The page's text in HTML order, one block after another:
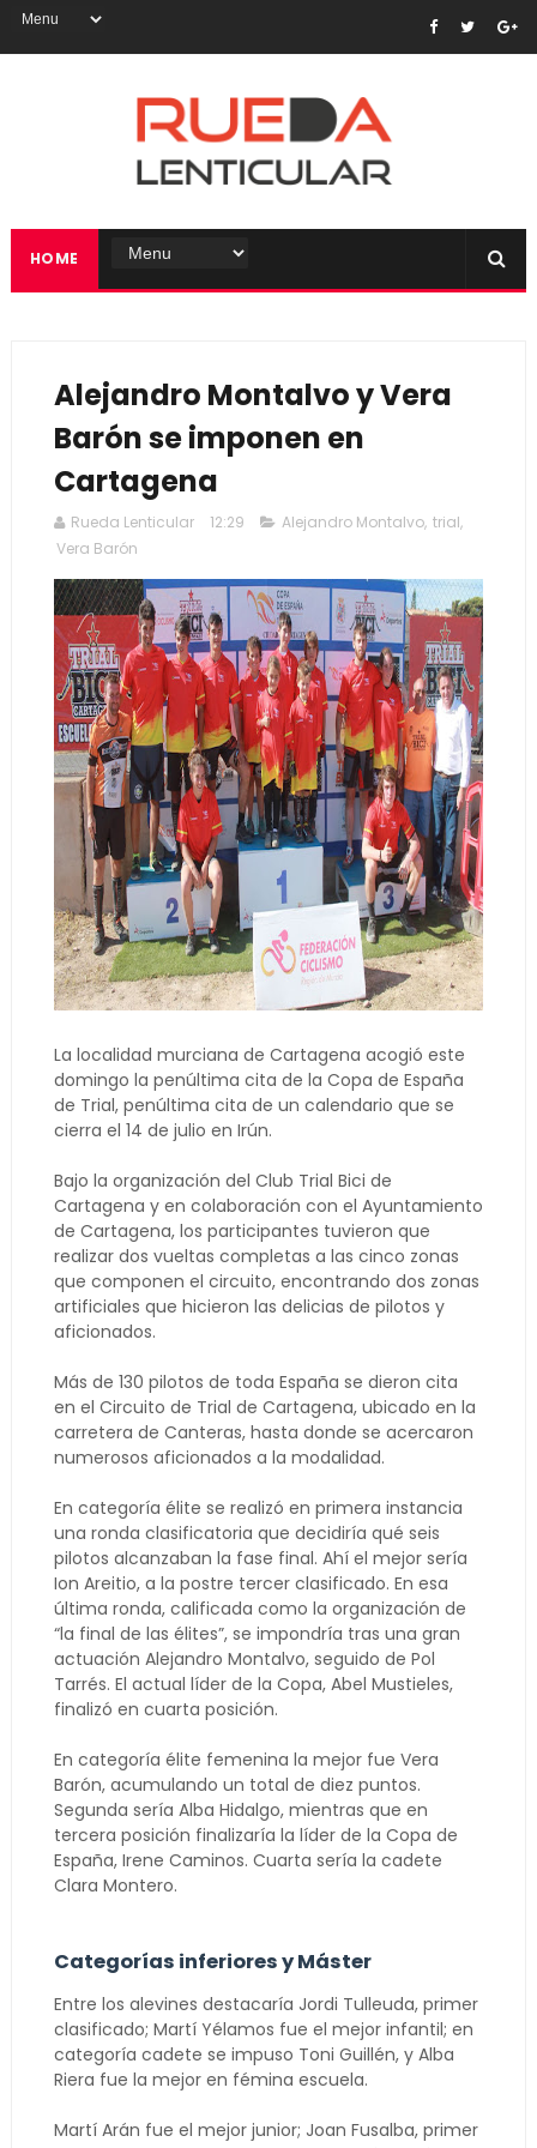
HOME
Alejandro Montalvo y Vera
Barón se imponen en
Cartagena
Rueda Lenticular 12:29 Alejandro Montalvo, trial,
Vera Barón
La localidad murciana de Cartagena acogió este
domingo la penúltima cita de la Copa de España
de Trial, penúltima cita de un calendario que se
cierra el 14 de julio en Irún.
Bajo la organización del Club Trial Bici de
Cartagena y en colaboración con el Ayuntamiento
de Cartagena, los participantes tuvieron que
realizar dos vueltas completas a las cinco zonas
que componen el circuito, encontrando dos zonas
artificiales que hicieron las delicias de pilotos y
aficionados.
Más de 130 pilotos de toda España se dieron cita
en el Circuito de Trial de Cartagena, ubicado en la
carretera de Canteras, hasta donde se acercaron
numerosos aficionados a la modalidad.
En categoría élite se realizó en primera instancia
una ronda clasificatoria que decidiría qué seis
pilotos alcanzaban la fase final. Ahí el mejor sería
Ion Areitio, a la postre tercer clasificado. En esa
última ronda, calificada como la organización de
“la final de las élites”, se impondría tras una gran
actuación Alejandro Montalvo, seguido de Pol
Tarrés. El actual líder de la Copa, Abel Mustieles,
finalizó en cuarta posición.
En categoría élite femenina la mejor fue Vera
Barón, acumulando un total de diez puntos.
Segunda sería Alba Hidalgo, mientras que en
tercera posición finalizaría la líder de la Copa de
España, Irene Caminos. Cuarta sería la cadete
Clara Montero.
Categorías inferiores y Máster
Entre los alevines destacaría Jordi Tulleuda, primer
clasificado; Martí Yélamos fue el mejor infantil; en
categoría cadete se impuso Toni Guillén, y Alba
Riera fue la mejor en fémina escuela.
Martí Arán fue el mejor junior; Joan Fusalba, primer